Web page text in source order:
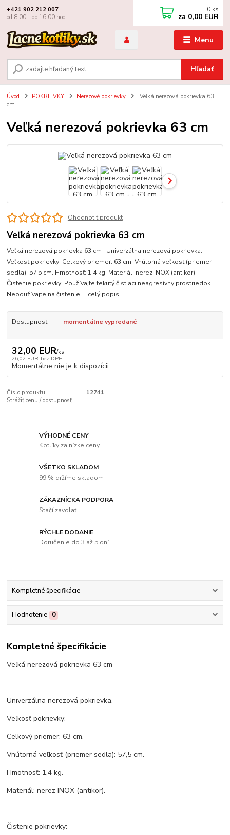
Menu
Hľadať
+421 902 212 007
od 8:00 - do 16:00 hod
0 ks
za 0,00 EUR
Úvod POKRIEVKY Nerezové pokrievky
Veľká nerezová pokrievka 63
cm
Veľká nerezová pokrievka 63 cm
Ohodnotiť produkt
Veľká nerezová pokrievka 63 cm
Veľká nerezová pokrievka 63 cm Univerzálna nerezová pokrievka.
Veľkosť pokrievky: Celkový priemer: 63 cm. Vnútorná veľkosť (priemer
sedla): 57,5 cm. Hmotnosť: 1,4 kg. Materiál: nerez INOX (antikor).
Čistenie pokrievky: Používajte tekutý čistiaci neagresívny prostriedok.
Nepoužívajte na čistenie ... celý popis
Dostupnosť momentálne vypredané
32,00 EUR/ks
26,02 EUR bez DPH
Momentálne nie je k dispozícii
Číslo produktu:
12741
Strážiť cenu / dostupnosť
VÝHODNÉ CENY
Kotlíky za nízke ceny
VŠETKO SKLADOM
99 % držíme skladom
ZÁKAZNÍCKA PODPORA
Stačí zavolať
RÝCHLE DODANIE
Doručenie do 3 až 5 dní
Kompletné špecifikácie
Hodnotenie 0
Kompletné špecifikácie
Veľká nerezová pokrievka 63 cm
Univerzálna nerezová pokrievka.
Veľkosť pokrievky:
Celkový priemer: 63 cm.
Vnútorná veľkosť (priemer sedla): 57,5 cm.
Hmotnosť: 1,4 kg.
Materiál: nerez INOX (antikor).
Čistenie pokrievky: